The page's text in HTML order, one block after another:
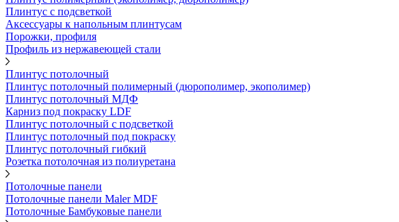
Плинтус с подсветкой
Аксессуары к напольным плинтусам
Порожки, профиля
Профиль из нержавеющей стали
Плинтус потолочный
Плинтус потолочный полимерный (дюрополимер, экополимер)
Плинтус потолочный МДФ
Карниз под покраску LDF
Плинтус потолочный с подсветкой
Плинтус потолочный под покраску
Плинтус потолочный гибкий
Розетка потолочная из полиуретана
Потолочные панели
Потолочные панели Maler MDF
Потолочные Бамбуковые панели